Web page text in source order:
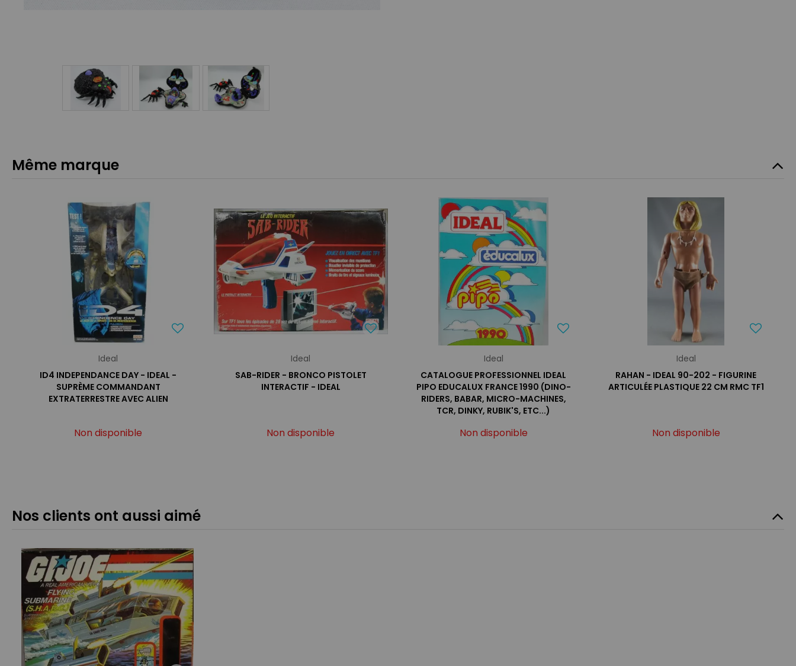
Même marque
Ideal
ID4 INDEPENDANCE DAY - IDEAL -
SUPRÈME COMMANDANT
EXTRATERRESTRE AVEC ALIEN
Non disponible
Ideal
SAB-RIDER - BRONCO PISTOLET
INTERACTIF - IDEAL
Non disponible
Ideal
CATALOGUE PROFESSIONNEL IDEAL
PIPO EDUCALUX FRANCE 1990 (DINO-
RIDERS, BABAR, MICRO-MACHINES,
TCR, DINKY, RUBIK'S, ETC...)
Non disponible
Ideal
RAHAN - IDEAL 90-202 - FIGURINE
ARTICULÉE PLASTIQUE 22 CM RMC TF1
Non disponible
Nos clients ont aussi aimé